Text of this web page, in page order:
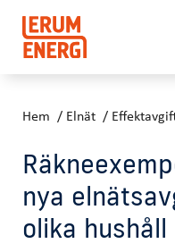
Hem Elnät
nya
olika hushåll